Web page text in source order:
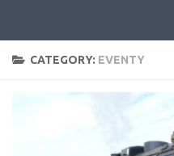
CATEGORY: EVENTY